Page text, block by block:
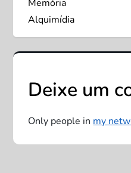
e
g
a
ç
ã
Memória
Alquimídia
Deixe um
Only people in my